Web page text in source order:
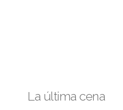
La última cena